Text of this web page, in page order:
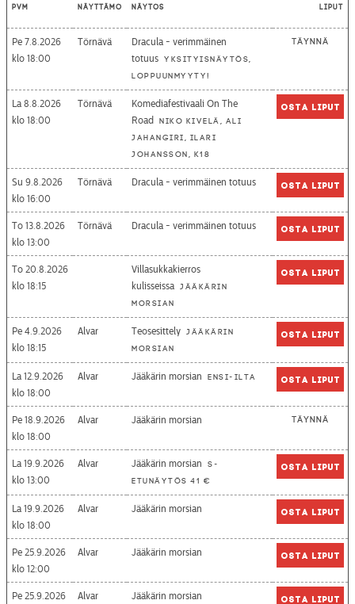
Pvm Näyttämö Näytös Liput
Pe 7.8.2026
18:00
Törnävä
Dracula - verimmäinen
totuus Yksityisnäytös,
loppuunmyyty!
Täynnä
La 8.8.2026
18:00
Törnävä
Komediafestivaali On The
Road
Niko Kivelä, Ali
Jahangiri, Ilari
Johansson, K18
Osta liput
Su 9.8.2026
16:00
Törnävä Dracula - verimmäinen totuus Osta liput
To 13.8.2026
13:00
Törnävä Dracula - verimmäinen totuus Osta liput
To 20.8.2026
18:15
Villasukkakierros
kulisseissa Jääkärin
morsian
Osta liput
Pe 4.9.2026
18:15
Alvar Teosesittely Jääkärin
morsian
Osta liput
La 12.9.2026
18:00
Alvar Jääkärin morsian Ensi-ilta Osta liput
Pe 18.9.2026
18:00
Alvar Jääkärin morsian Täynnä
La 19.9.2026
13:00
Alvar Jääkärin morsian
S-
etunäytös 41 €
Osta liput
La 19.9.2026
18:00
Alvar Jääkärin morsian Osta liput
Pe 25.9.2026
12:00
Alvar Jääkärin morsian Osta liput
Pe 25.9.2026
Alvar Jääkärin morsian Osta liput